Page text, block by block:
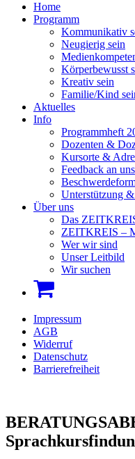
Home
Programm
Kommunikativ
Neugierig sein
Körperbewusst
Kreativ sein
Familie/Kind
Aktuelles
Info
Programmheft
Dozenten &
Kursorte &
Feedback an uns
Unterstützung
Über uns
Das
ZEITKREIS –
Wer wir sind
Unser Leitbild
Wir suchen
Impressum
AGB
Widerruf
Datenschutz
Barrierefreiheit